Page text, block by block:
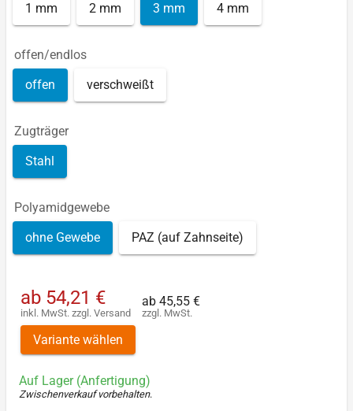
1 mm 2 mm 3 mm 4 mm
offen/endlos
offen verschweißt
Zugträger
Stahl
Polyamidgewebe
ohne Gewebe PAZ (auf Zahnseite)
ab 54,21 €
inkl. MwSt. zzgl. Versand
ab 45,55 €
zzgl. MwSt.
Variante wählen
Auf Lager (Anfertigung)
Zwischenverkauf vorbehalten.